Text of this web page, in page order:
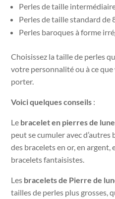
Perles de taille
Perles de taille standard de
Perles baroques à forme
Choisissez la taille de perles
votre personnalité ou à ce que
porter.
Voici quelques conseils :
Le bracelet en pierres de
peut se cumuler avec
des bracelets en or, en argent,
bracelets fantaisistes.
Les bracelets de Pierre de
tailles de perles plus grosses,